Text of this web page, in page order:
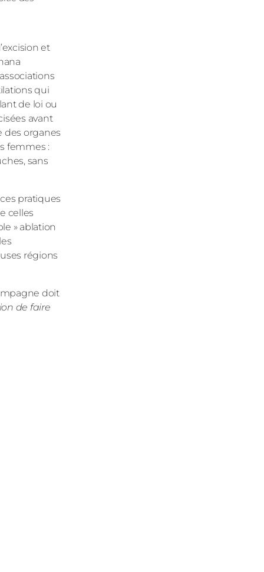
et
qui
de loi ou
avant
des organes
femmes :
sans
pratiques
celles
» ablation
régions
doit
de faire